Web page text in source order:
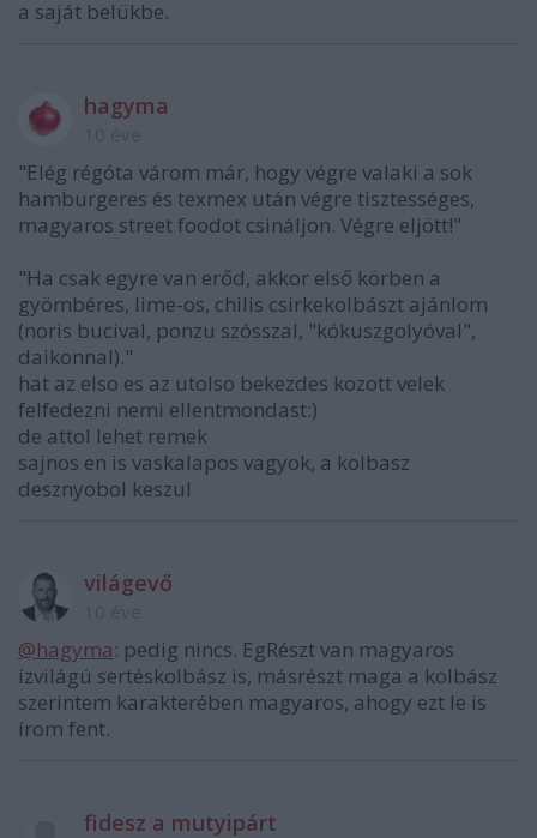
a saját belükbe.
hagyma
"Elég régóta várom már, hogy végre valaki a sok
hamburgeres és texmex után végre tisztességes,
magyaros street foodot csináljon. Végre eljött!"
"Ha csak egyre van erőd, akkor első körben a
gyömbéres, lime-os, chilis csirkekolbászt ajánlom
(noris bucival, ponzu szósszal, "kókuszgolyóval",
daikonnal)."
hat az elso es az utolso bekezdes kozott velek
felfedezni nemi ellentmondast:)
de attol lehet remek
sajnos en is vaskalapos vagyok, a kolbasz
desznyobol keszul
világevő
@hagyma: pedig nincs. EgRészt van magyaros
ízvilágú sertéskolbász is, másrészt maga a kolbász
szerintem karakterében magyaros, ahogy ezt le is
írom fent.
fidesz a mutyipárt